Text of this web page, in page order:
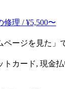
修理 / ¥5,500〜
ページを見た」
トカード, 現金